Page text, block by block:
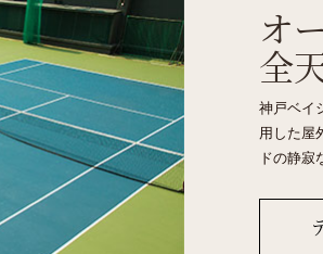
オ
全
神戸ベイ
用した屋
ドの静寂